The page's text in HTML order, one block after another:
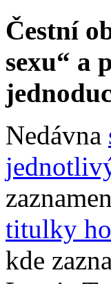
Čestní
sexu“ a
Nedávna
titulky
kde